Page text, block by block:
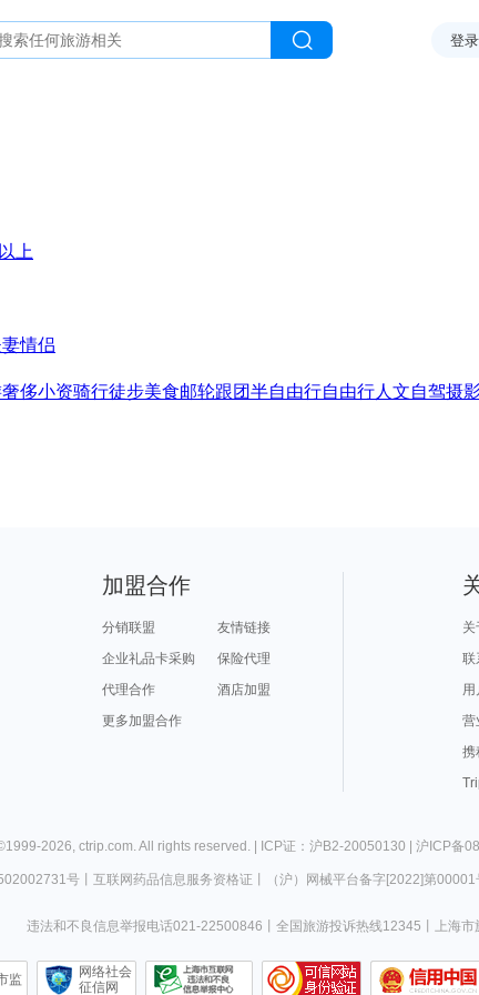
登录
上
情侣
奢侈小资骑行徒步美食邮轮跟团半自由行自由行人文自驾摄
加盟合作
分销联盟
友情链接
企业礼品卡采购
保险代理
代理合作
酒店加盟
更多加盟合作
关
联
用
营
携
1999-2026, ctrip.com. All rights reserved. | ICP证：沪B2-20050130 | 沪ICP备
号丨 互联网药品信息服务资格证 （沪）网械平台备字[2022]第00001
违法和不良信息举报电话021-22500846 全国旅游投诉热线12345 上海
监
网络社会
征信网